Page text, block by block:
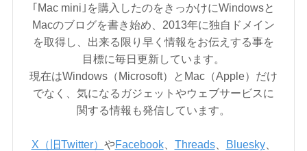
｢Mac mini｣を購入したのをきっかけにWindowsと
Macのブログを書き始め、2013年に独自ドメイン
を取得し、出来る限り早く情報をお伝えする事を
目標に毎日更新しています。
現在はWindows（Microsoft）とMac（Apple）だけ
でなく、気になるガジェットやウェブサービスに
関する情報も発信しています。
X（旧Twitter） やFacebook、 Threads、 Bluesky、